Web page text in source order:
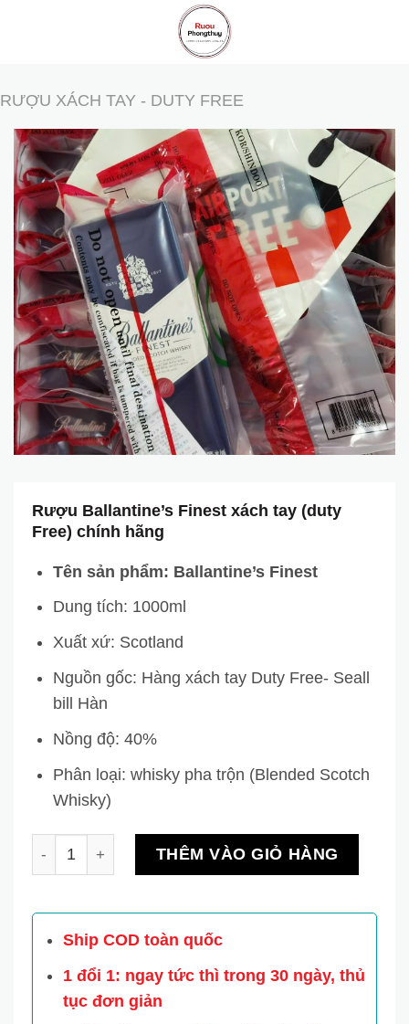
RƯỢU XÁCH TAY - DUTY FREE
Rượu Ballantine’s Finest xách tay (duty
Free) chính hãng
Tên sản phẩm: Ballantine’s Finest
Dung tích: 1000ml
Xuất xứ: Scotland
Nguồn gốc: Hàng xách tay Duty Free- Seall
bill Hàn
Nồng độ: 40%
Phân loại: whisky pha trộn (Blended Scotch
Whisky)
Rượu Ballantine’s Finest xách tay (duty Free) chính
THÊM VÀO GIỎ HÀNG
Ship COD toàn quốc
1 đổi 1: ngay tức thì trong 30 ngày, thủ
tục đơn giản